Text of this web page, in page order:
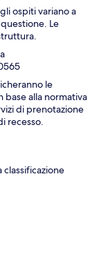
ospiti variano a
Le
le
base alla normativa
di prenotazione
recesso.